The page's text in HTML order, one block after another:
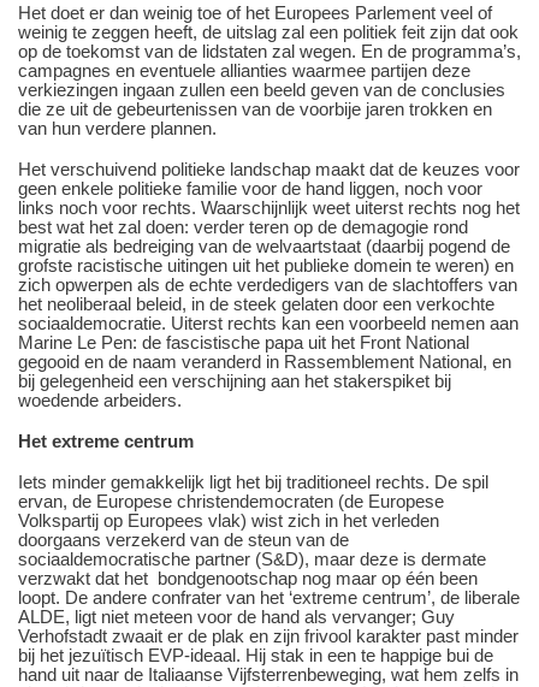
Het doet er dan weinig toe of het Europees Parlement veel of
weinig te zeggen heeft, de uitslag zal een politiek feit zijn dat ook
op de toekomst van de lidstaten zal wegen. En de programma’s,
campagnes en eventuele allianties waarmee partijen deze
verkiezingen ingaan zullen een beeld geven van de conclusies
die ze uit de gebeurtenissen van de voorbije jaren trokken en
van hun verdere plannen.
Het verschuivend politieke landschap maakt dat de keuzes voor
geen enkele politieke familie voor de hand liggen, noch voor
links noch voor rechts. Waarschijnlijk weet uiterst rechts nog het
best wat het zal doen: verder teren op de demagogie rond
migratie als bedreiging van de welvaartstaat (daarbij pogend de
grofste racistische uitingen uit het publieke domein te weren) en
zich opwerpen als de echte verdedigers van de slachtoffers van
het neoliberaal beleid, in de steek gelaten door een verkochte
sociaaldemocratie. Uiterst rechts kan een voorbeeld nemen aan
Marine Le Pen: de fascistische papa uit het Front National
gegooid en de naam veranderd in Rassemblement National, en
bij gelegenheid een verschijning aan het stakerspiket bij
woedende arbeiders.
Het extreme centrum
Iets minder gemakkelijk ligt het bij traditioneel rechts. De spil
ervan, de Europese christendemocraten (de Europese
Volkspartij op Europees vlak) wist zich in het verleden
doorgaans verzekerd van de steun van de
sociaaldemocratische partner (S&D), maar deze is dermate
verzwakt dat het bondgenootschap nog maar op één been
loopt. De andere confrater van het ‘extreme centrum’, de liberale
ALDE, ligt niet meteen voor de hand als vervanger; Guy
Verhofstadt zwaait er de plak en zijn frivool karakter past minder
bij het jezuïtisch EVP-ideaal. Hij stak in een te happige bui de
hand uit naar de Italiaanse Vijfsterrenbeweging, wat hem zelfs in